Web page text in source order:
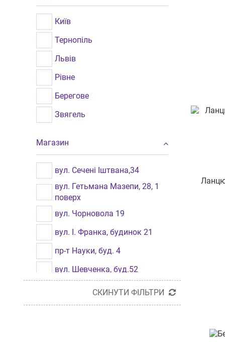
Київ
Тернопіль
Львів
Рівне
Берегове
Звягель
Магазин
вул. Сечені Іштвана,34
вул. Гетьмана Мазепи, 28, 1
поверх
вул. Чорновола 19
вул. І. Франка, будинок 21
пр-т Науки, буд. 4
вул. Шевченка, буд.52
вул.Чорновола 4СКИНУТИ ФІЛЬТРИ